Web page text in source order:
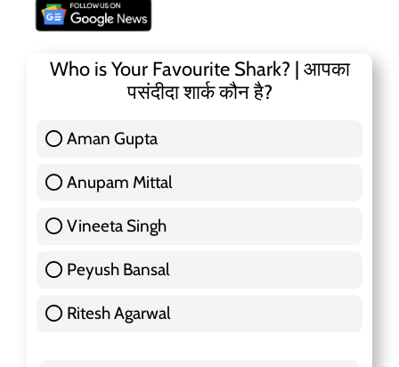
Who is Your Favourite Shark? | आपका
पसंदीदा शार्क कौन है?
Aman Gupta
Anupam Mittal
Vineeta Singh
Peyush Bansal
Ritesh Agarwal